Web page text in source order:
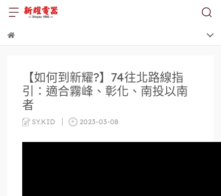
【如何到新耀?】74往北路線指
引：適合霧峰、彰化、南投以南
者
SY.KID 2023-03-08